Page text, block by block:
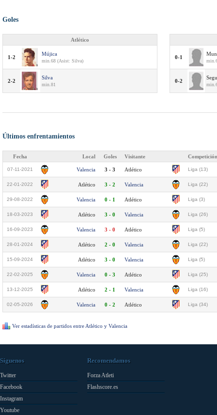
Goles
Atlético
1-2
Mújica
min.68 (Asist: Silva)
2-2
Silva
min.81
0-1
0-2
Últimos enfrentamientos
Fecha Local Goles Visitante Competición
07-11-2021 Valencia 3 - 3 Atlético Liga (13)
22-01-2022 Atlético 3 - 2 Valencia Liga (22)
29-08-2022 Valencia 0 - 1 Atlético Liga (3)
18-03-2023 Atlético 3 - 0 Valencia Liga (26)
16-09-2023 Valencia 3 - 0 Atlético Liga (5)
28-01-2024 Atlético 2 - 0 Valencia Liga (22)
15-09-2024 Atlético 3 - 0 Valencia Liga (5)
22-02-2025 Valencia 0 - 3 Atlético Liga (25)
13-12-2025 Atlético 2 - 1 Valencia Liga (16)
02-05-2026 Valencia 0 - 2 Atlético Liga (34)
Ver estadísticas de partidos entre Atlético y Valencia
Síguenos
Twitter
Facebook
Instagram
Youtube
Recomendamos
Forza Atleti
Flashscore.es